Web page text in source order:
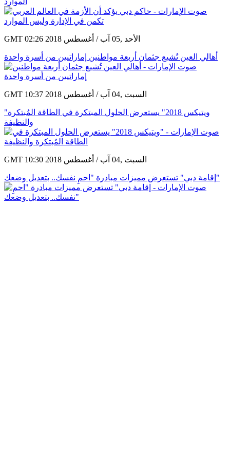
GMT 02:26 2018 الأحد ,05 آب / أغسطس
أهالي العين تُشيع جثمان أربعة مواطنين إماراتيين من أسرة واحدة
GMT 10:37 2018 السبت ,04 آب / أغسطس
"ويتيكس 2018" يستعرض الحلول المبتكرة في الطاقة المُبتكرة
والنظيفة
GMT 10:30 2018 السبت ,04 آب / أغسطس
إقامة دبي" تستعرض مميزات مبادرة "احمِ نفسك.. بتعديل وضعك"